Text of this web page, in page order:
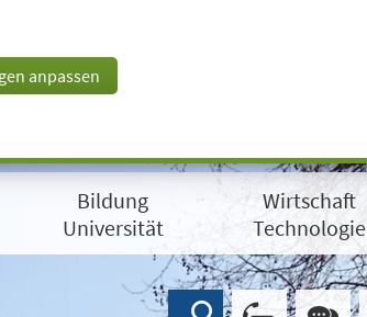
anpassen
Bildung
Universität
Wirtschaft
Technologie